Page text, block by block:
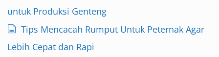
untuk Produksi Genteng
Tips Mencacah Rumput Untuk Peternak Agar
Lebih Cepat dan Rapi